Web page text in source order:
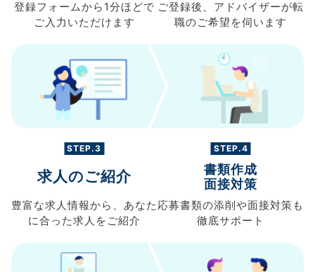
登録フォームから 1分ほどで
ご入力 いただけます
ご登録後、 アドバイザーが転
職のご希望を伺います
STEP.3
求人のご紹介
豊富な求人情報から、 あなた
に合った求人を ご紹介
STEP.4
書類作成
面接対策
応募書類の添削や面接対策も
徹底サポート